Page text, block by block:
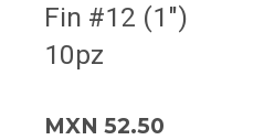
Fin #12 (1")
10pz
MXN 52.50